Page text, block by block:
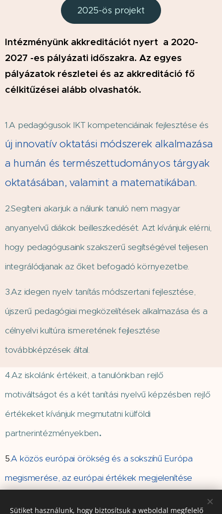
2025-ös projekt
Intézményünk akkreditációt nyert a 2020-
2027 -es pályázati időszakra. Az egyes
pályázatok részletei és az akkreditáció fő
célkitűzései alább olvashatók.
1.A pedagógusok IKT kompetenciáinak fejlesztése és
új innovatív oktatási módszerek alkalmazása
a humán és természettudományos tárgyak
oktatásában, valamint a matematikában.
2.Segíteni akarjuk a nálunk tanuló nem magyar
anyanyelvű diákok beilleszkedését. Azt kívánjuk elérni,
hogy pedagógusaink szakszerű segítségével teljesen
integrálódjanak az őket befogadó környezetbe.
3.Az idegen nyelv tanítás módszertani fejlesztése,
újszerű pedagógiai megközelítések alkalmazása és a
célnyelvi kultúra ismeretének fejlesztése
továbbképzések által.
4.Az iskolánk értékeit, a tanulónkban rejlő
motiváltságot és a két tanítási nyelvű képzésben rejlő
értékeket kívánjuk megmutatni külföldi
partnerintézményekben.
5.A közös európai örökség és a sokszínű Európa
megismerése, az európai értékek megjelenítése
Sütiket használunk, hogy biztosítsuk a weboldal megfelelő